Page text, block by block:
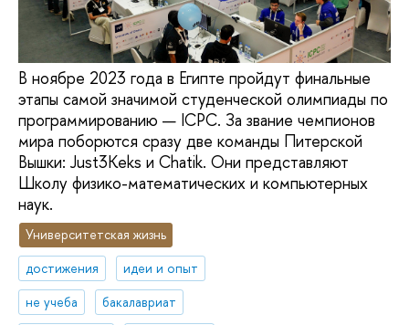
В ноябре 2023 года в Египте пройдут финальные
этапы самой значимой студенческой олимпиады по
программированию — ICPC. За звание чемпионов
мира поборются сразу две команды Питерской
Вышки: Just3Keks и Chatik. Они представляют
Школу физико-математических и компьютерных
наук.
Университетская жизнь
достижения
идеи и опыт
не учеба
бакалавриат